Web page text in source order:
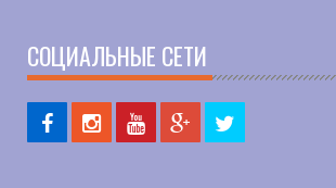
СОЦИАЛЬНЫЕ СЕТИ